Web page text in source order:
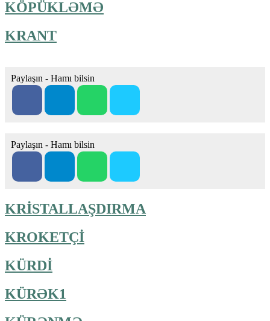
KÖPÜKLƏMƏ
KRANT
Paylaşın - Hamı bilsin
Paylaşın - Hamı bilsin
KRİSTALLAŞDIRMA
KROKETÇİ
KÜRDİ
KÜRƏK1